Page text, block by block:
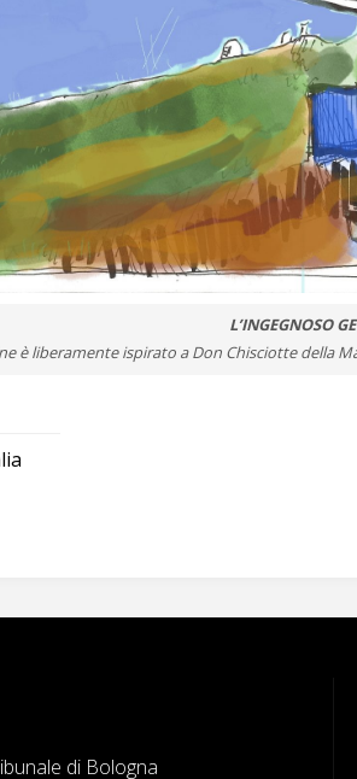
L’INGEGNOSO
è liberamente ispirato a Don Chisciotte della
di Bologna